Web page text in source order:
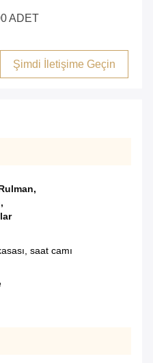
ADET
Şimdi İletişime Geçin
,
,
saat camı